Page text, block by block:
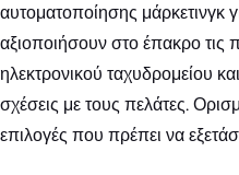
αυτοματοποίησης μάρκετινγκ
αξιοποιήσουν στο έπακρο τις
ηλεκτρονικού ταχυδρομείου
σχέσεις με τους πελάτες.
επιλογές που πρέπει να